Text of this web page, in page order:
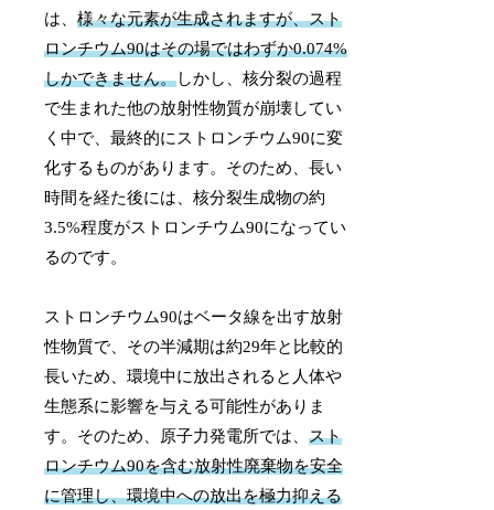
は、様々な元素が生成されますが、スト
ロンチウム90はその場ではわずか0.074%
しかできません。しかし、核分裂の過程
で生まれた他の放射性物質が崩壊してい
く中で、最終的にストロンチウム90に変
化するものがあります。そのため、長い
時間を経た後には、核分裂生成物の約
3.5%程度がストロンチウム90になってい
るのです。
ストロンチウム90はベータ線を出す放射
性物質で、その半減期は約29年と比較的
長いため、環境中に放出されると人体や
生態系に影響を与える可能性がありま
す。そのため、原子力発電所では、スト
ロンチウム90を含む放射性廃棄物を安全
に管理し、環境中への放出を極力抑える